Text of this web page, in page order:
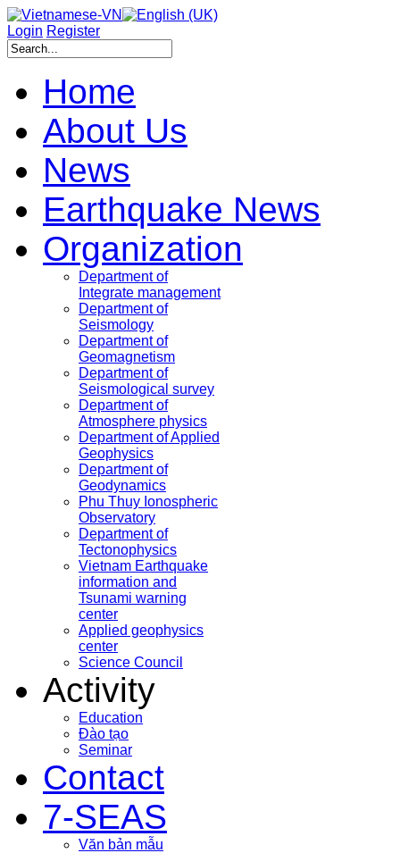
Login Register
Home
About Us
News
Earthquake News
Organization
Department of
Integrate management
Department of
Seismology
Department of
Geomagnetism
Department of
Seismological survey
Department of
Atmosphere physics
Department of Applied
Geophysics
Department of
Geodynamics
Phu Thuy Ionospheric
Observatory
Department of
Tectonophysics
Vietnam Earthquake
information and
Tsunami warning
center
Applied geophysics
center
Science Council
Activity
Education
Đào tạo
Seminar
Contact
7-SEAS
Văn bản mẫu